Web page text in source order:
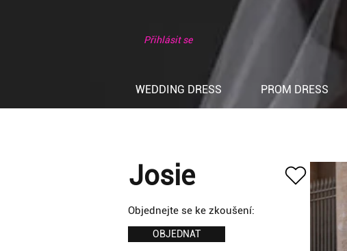
Přihlásit se
WEDDING DRESS PROM DRESS
Josie
Objednejte se ke zkoušení:
OBJEDNAT